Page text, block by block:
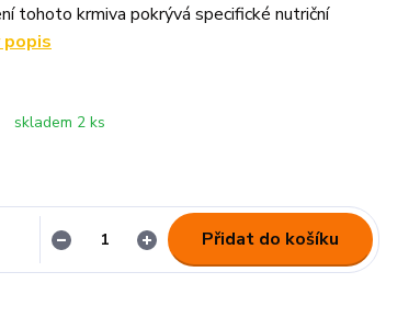
tohoto krmiva pokrývá specifické nutriční
popis
skladem 2 ks
Přidat do košíku